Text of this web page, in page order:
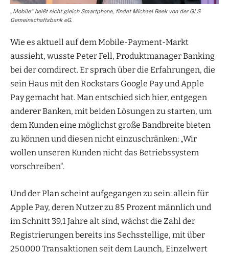
„Mobile“ heißt nicht gleich Smartphone, findet Michael Beek von der GLS
Gemeinschaftsbank eG.
Wie es aktuell auf dem Mobile-Payment-Markt
aussieht, wusste Peter Fell, Produktmanager Banking
bei der comdirect. Er sprach über die Erfahrungen, die
sein Haus mit den Rockstars Google Pay und Apple
Pay gemacht hat. Man entschied sich hier, entgegen
anderer Banken, mit beiden Lösungen zu starten, um
dem Kunden eine möglichst große Bandbreite bieten
zu können und diesen nicht einzuschränken: „Wir
wollen unseren Kunden nicht das Betriebssystem
vorschreiben“.
Und der Plan scheint aufgegangen zu sein: allein für
Apple Pay, deren Nutzer zu 85 Prozent männlich und
im Schnitt 39,1 Jahre alt sind, wächst die Zahl der
Registrierungen bereits ins Sechsstellige, mit über
250.000 Transaktionen seit dem Launch, Einzelwert